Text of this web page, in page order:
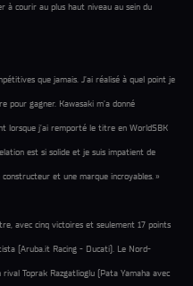
à courir au plus haut niveau au sein du
que jamais. J’ai réalisé à quel point je
gagner. Kawasaki m’a donné
lorsque j’ai remporté le titre en WorldSBK
est si solide et je suis impatient de
et une marque incroyables. »
avec cinq victoires et seulement 17 points
(Aruba.it Racing - Ducati). Le Nord-
Toprak Razgatlioglu (Pata Yamaha avec